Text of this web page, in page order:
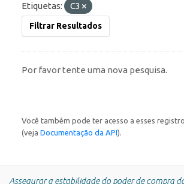
Etiquetas: C3
Filtrar Resultados
Por favor tente uma nova pesquisa.
Você também pode ter acesso a esses
(veja Documentação da API).
Assegurar a estabilidade do poder de compra